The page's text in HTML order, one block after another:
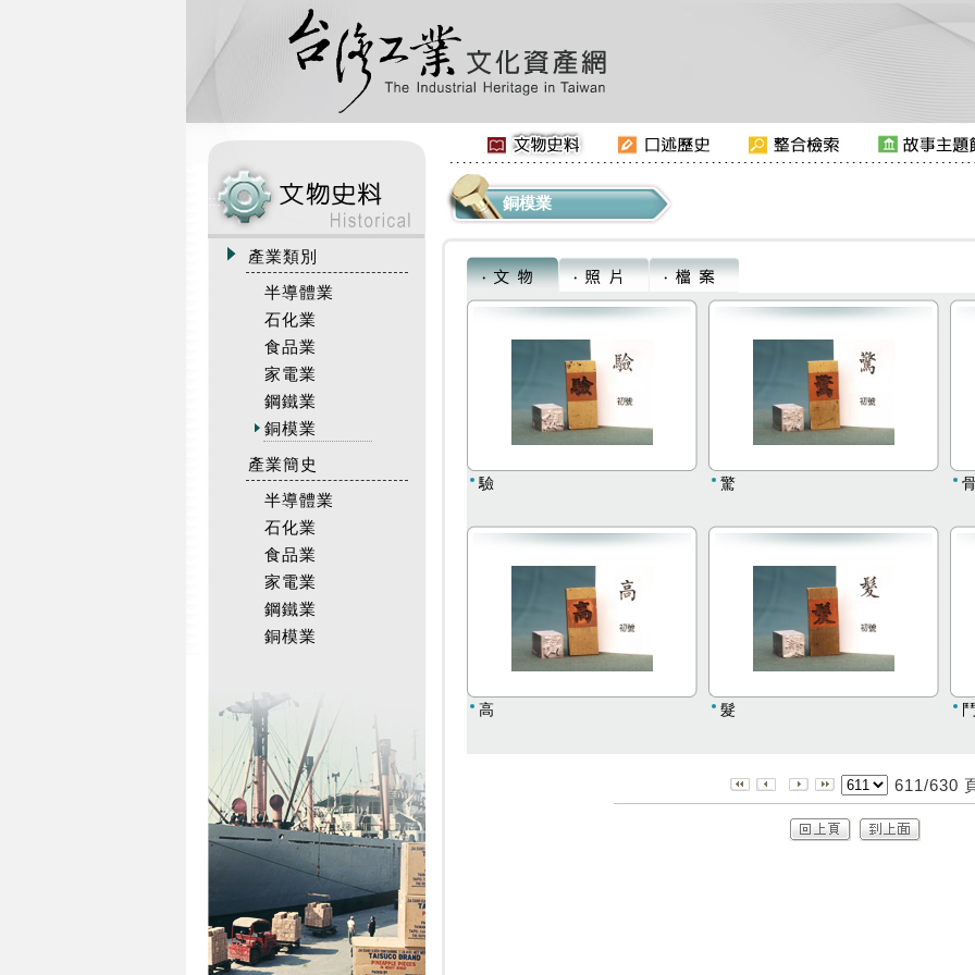
:::
產業類別
半導體業
石化業
食品業
家電業
鋼鐵業
銅模業
產業簡史
半導體業
石化業
食品業
家電業
鋼鐵業
銅模業
銅模業
驗 驚
高 髮
611/630